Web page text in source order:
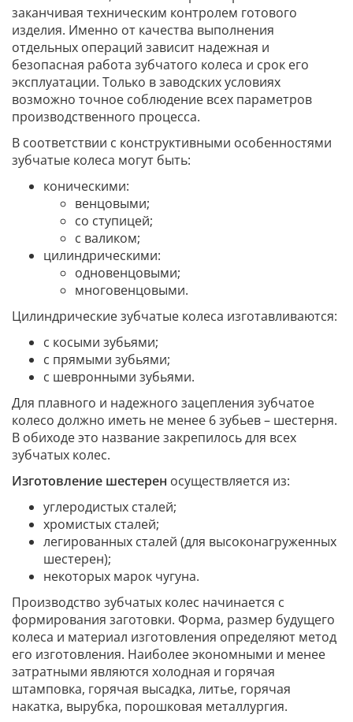
заканчивая техническим контролем готового
изделия. Именно от качества выполнения
отдельных операций зависит надежная и
безопасная работа зубчатого колеса и срок его
эксплуатации. Только в заводских условиях
возможно точное соблюдение всех параметров
производственного процесса.
В соответствии с конструктивными особенностями
зубчатые колеса могут быть:
коническими:
венцовыми;
со ступицей;
с валиком;
цилиндрическими:
одновенцовыми;
многовенцовыми.
Цилиндрические зубчатые колеса изготавливаются:
с косыми зубьями;
с прямыми зубьями;
с шевронными зубьями.
Для плавного и надежного зацепления зубчатое
колесо должно иметь не менее 6 зубьев – шестерня.
В обиходе это название закрепилось для всех
зубчатых колес.
Изготовление шестерен осуществляется из:
углеродистых сталей;
хромистых сталей;
легированных сталей (для высоконагруженных
шестерен);
некоторых марок чугуна.
Производство зубчатых колес начинается с
формирования заготовки. Форма, размер будущего
колеса и материал изготовления определяют метод
его изготовления. Наиболее экономными и менее
затратными являются холодная и горячая
штамповка, горячая высадка, литье, горячая
накатка, вырубка, порошковая металлургия.